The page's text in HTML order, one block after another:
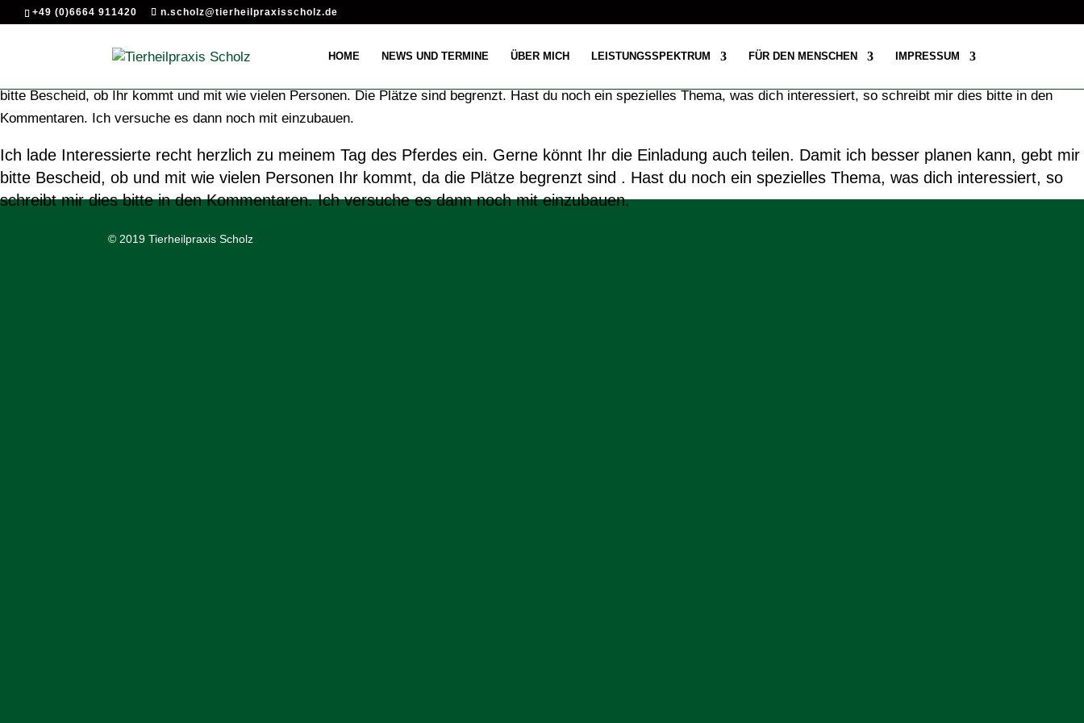
+49 (0)6664 911420 n.scholz@tierheilpraxisscholz.de
HOME NEWS UND TERMINE ÜBER MICH LEISTUNGSSPEKTRUM FÜR DEN MENSCHEN IMPRESSUM
Ich lade Interessierte recht herzlich zu meinem Tag des Pferdes ein. Gerne könnt Ihr die Einladung auch teilen. Damit ich besser planen kann, gebt mir
bitte Bescheid, ob und mit wie vielen Personen Ihr kommt, da die Plätze begrenzt sind . Hast du noch ein spezielles Thema, was dich interessiert, so
schreibt mir dies bitte in den Kommentaren. Ich versuche es dann noch mit einzubauen.
© 2019 Tierheilpraxis Scholz